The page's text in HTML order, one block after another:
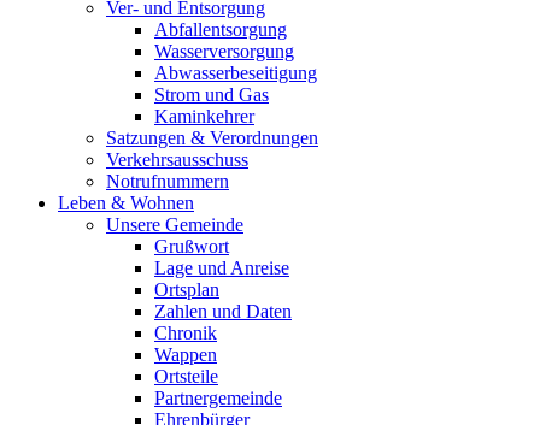
Ver- und Entsorgung
Abfallentsorgung
Wasserversorgung
Abwasserbeseitigung
Strom und Gas
Kaminkehrer
Satzungen & Verordnungen
Verkehrsausschuss
Notrufnummern
Leben & Wohnen
Unsere Gemeinde
Grußwort
Lage und Anreise
Ortsplan
Zahlen und Daten
Chronik
Wappen
Ortsteile
Partnergemeinde
Ehrenbürger